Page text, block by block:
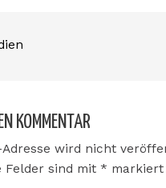
KOMMENTAR
Adresse wird nicht
Felder sind mit * markiert